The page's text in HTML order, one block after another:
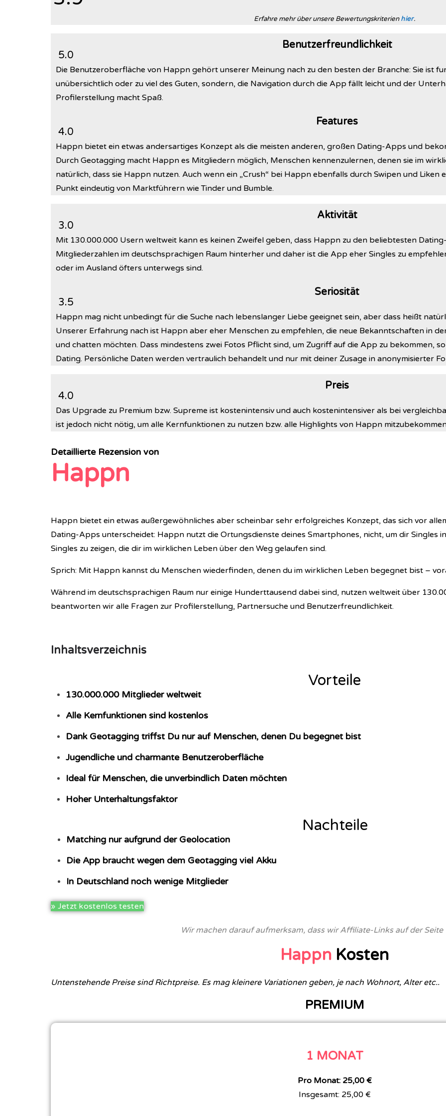
Erfahre mehr über unsere Bewertungskriterienhier.
Benutzerfreundlichkeit
5.0
Die Benutzeroberfläche von Happn gehört unserer Meinung nach zu den besten der Branche: Sie ist
unübersichtlich oder zu viel des Guten, sondern, die Navigation durch die App fällt leicht und der
Profilerstellung macht Spaß.
Features
4.0
Happn bietet ein etwas andersartiges Konzept als die meisten anderen, großen Dating-Apps und
Durch Geotagging macht Happn es Mitgliedern möglich, Menschen kennenzulernen, denen sie im
natürlich, dass sie Happn nutzen. Auch wenn ein „Crush“ bei Happn ebenfalls durch Swipen und
Punkt eindeutig von Marktführern wie Tinder und Bumble.
Aktivität
3.0
Mit 130.000.000 Usern weltweit kann es keinen Zweifel geben, dass Happn zu den beliebtesten
Mitgliederzahlen im deutschsprachigen Raum hinterher und daher ist die App eher Singles zu
oder im Ausland öfters unterwegs sind.
Seriosität
3.5
Happn mag nicht unbedingt für die Suche nach lebenslanger Liebe geeignet sein, aber dass heißt
Unserer Erfahrung nach ist Happn aber eher Menschen zu empfehlen, die neue Bekanntschaften in
und chatten möchten. Dass mindestens zwei Fotos Pflicht sind, um Zugriff auf die App zu bekommen,
Dating. Persönliche Daten werden vertraulich behandelt und nur mit deiner Zusage in anonymisierter
Preis
4.0
Das Upgrade zu Premium bzw. Supreme ist kostenintensiv und auch kostenintensiver als bei
ist jedoch nicht nötig, um alle Kernfunktionen zu nutzen bzw. alle Highlights von Happn
Detaillierte Rezension von
Happn
Happn bietet ein etwas außergewöhnliches aber scheinbar sehr erfolgreiches Konzept, das sich vor
Dating-Apps unterscheidet: Happn nutzt die Ortungsdienste deines Smartphones, nicht, um dir Singles
Singles zu zeigen, die dir im wirklichen Leben über den Weg gelaufen sind.
Sprich: Mit Happn kannst du Menschen wiederfinden, denen du im wirklichen Leben begegnet bist –
Während im deutschsprachigen Raum nur einige Hunderttausend dabei sind, nutzen weltweit über
beantworten wir alle Fragen zur Profilerstellung, Partnersuche und Benutzerfreundlichkeit.
Inhaltsverzeichnis
Vorteile
130.000.000 Mitglieder weltweit
Alle Kernfunktionen sind kostenlos
Dank Geotagging triffst Du nur auf Menschen, denen Du begegnet bist
Jugendliche und charmante Benutzeroberfläche
Ideal für Menschen, die unverbindlich Daten möchten
Hoher Unterhaltungsfaktor
Nachteile
Matching nur aufgrund der Geolocation
Die App braucht wegen dem Geotagging viel Akku
In Deutschland noch wenige Mitglieder
» Jetzt kostenlos testen
Wir machen darauf aufmerksam, dass wir Affiliate-Links auf der Seite
Happn Kosten
Untenstehende Preise sind Richtpreise. Es mag kleinere Variationen geben, je nach Wohnort, Alter etc..
PREMIUM
1 MONAT
Pro Monat: 25,00 €
Insgesamt: 25,00 €